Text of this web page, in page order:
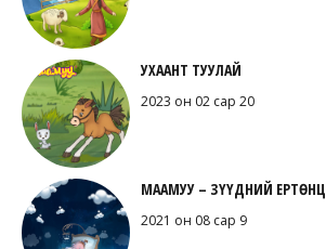
УХААНТ ТУУЛАЙ
2023 он 02 сар 20
МААМУУ – ЗҮҮДНИЙ ЕРТӨНЦ
2021 он 08 сар 9